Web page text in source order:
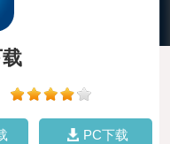
PC下载